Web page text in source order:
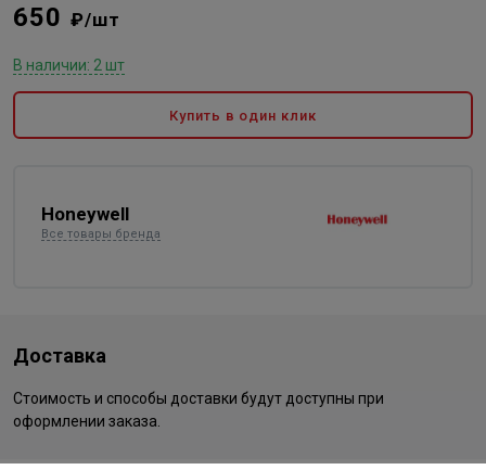
650 ₽/шт
В наличии: 2 шт
Купить в один клик
Honeywell
Все товары бренда
Доставка
Стоимость и способы доставки будут доступны при
оформлении заказа.